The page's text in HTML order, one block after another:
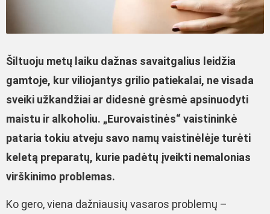
Šiltuoju metų laiku dažnas savaitgalius leidžia
gamtoje, kur viliojantys grilio patiekalai, ne visada
sveiki užkandžiai ar didesnė grėsmė apsinuodyti
maistu ir alkoholiu. „Eurovaistinės“ vaistininkė
pataria tokiu atveju savo namų vaistinėlėje turėti
keletą preparatų, kurie padėtų įveikti nemalonias
virškinimo problemas.
Ko gero, viena dažniausių vasaros problemų –